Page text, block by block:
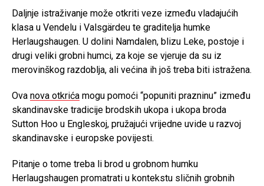
Daljnje istraživanje može otkriti veze između vladajućih
klasa u Vendelu i Valsgärdeu te graditelja humke
Herlaugshaugen. U dolini Namdalen, blizu Leke, postoje i
drugi veliki grobni humci, za koje se vjeruje da su iz
merovinškog razdoblja, ali većina ih još treba biti istražena.
Ova nova otkrića mogu pomoći “popuniti prazninu” između
skandinavske tradicije brodskih ukopa i ukopa broda
Sutton Hoo u Engleskoj, pružajući vrijedne uvide u razvoj
skandinavske i europske povijesti.
Pitanje o tome treba li brod u grobnom humku
Herlaugshaugen promatrati u kontekstu sličnih grobnih